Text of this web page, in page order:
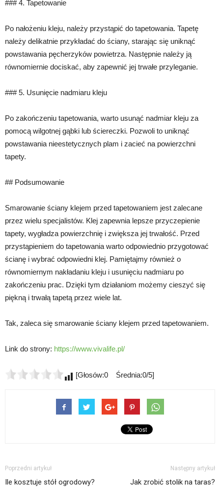
### 4. Tapetowanie
Po nałożeniu kleju, należy przystąpić do tapetowania. Tapetę
należy delikatnie przykładać do ściany, starając się uniknąć
powstawania pęcherzyków powietrza. Następnie należy ją
równomiernie dociskać, aby zapewnić jej trwałe przyleganie.
### 5. Usunięcie nadmiaru kleju
Po zakończeniu tapetowania, warto usunąć nadmiar kleju za
pomocą wilgotnej gąbki lub ściereczki. Pozwoli to uniknąć
powstawania nieestetycznych plam i zacieć na powierzchni
tapety.
## Podsumowanie
Smarowanie ściany klejem przed tapetowaniem jest zalecane
przez wielu specjalistów. Klej zapewnia lepsze przyczepienie
tapety, wygładza powierzchnię i zwiększa jej trwałość. Przed
przystąpieniem do tapetowania warto odpowiednio przygotować
ścianę i wybrać odpowiedni klej. Pamiętajmy również o
równomiernym nakładaniu kleju i usunięciu nadmiaru po
zakończeniu prac. Dzięki tym działaniom możemy cieszyć się
piękną i trwałą tapetą przez wiele lat.
Tak, zaleca się smarowanie ściany klejem przed tapetowaniem.
Link do strony: https://www.vivalife.pl/
[Głosów:0 Średnia:0/5]
Poprzedni artykuł
Ile kosztuje stół ogrodowy?
Następny artykuł
Jak zrobić stolik na taras?